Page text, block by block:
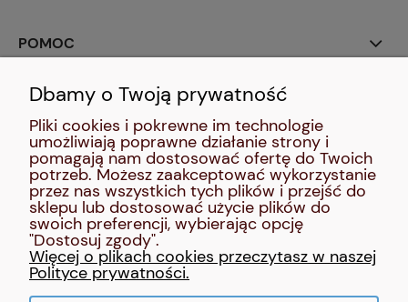
POMOC
SOCIAL MEDIA:
MOJE KONTO
INFORMACJE
O NAS
Dbamy o Twoją prywatność
Pliki cookies i pokrewne im technologie
umożliwiają poprawne działanie strony i
pomagają nam dostosować ofertę do Twoich
potrzeb. Możesz zaakceptować wykorzystanie
przez nas wszystkich tych plików i przejść do
sklepu lub dostosować użycie plików do
swoich preferencji, wybierając opcję
"Dostosuj zgody".
Więcej o plikach cookies przeczytasz w naszej
Polityce prywatności.